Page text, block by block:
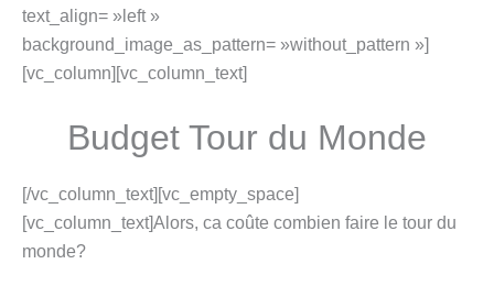
text_align= »left »
background_image_as_pattern= »without_pattern »]
[vc_column][vc_column_text]
Budget Tour du Monde
[/vc_column_text][vc_empty_space]
[vc_column_text]Alors, ca coûte combien faire le tour du
monde?